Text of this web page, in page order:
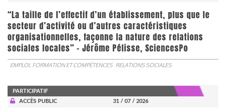
“La taille de l’effectif d’un établissement, plus que le
secteur d’activité ou d’autres caractéristiques
organisationnelles, façonne la nature des relations
sociales locales” - Jérôme Pélisse, SciencesPo
EMPLOI, FORMATION ET COMPÉTENCES RELATIONS SOCIALES
PARTICIPATIF
ACCÈS PUBLIC
31 / 07 / 2026